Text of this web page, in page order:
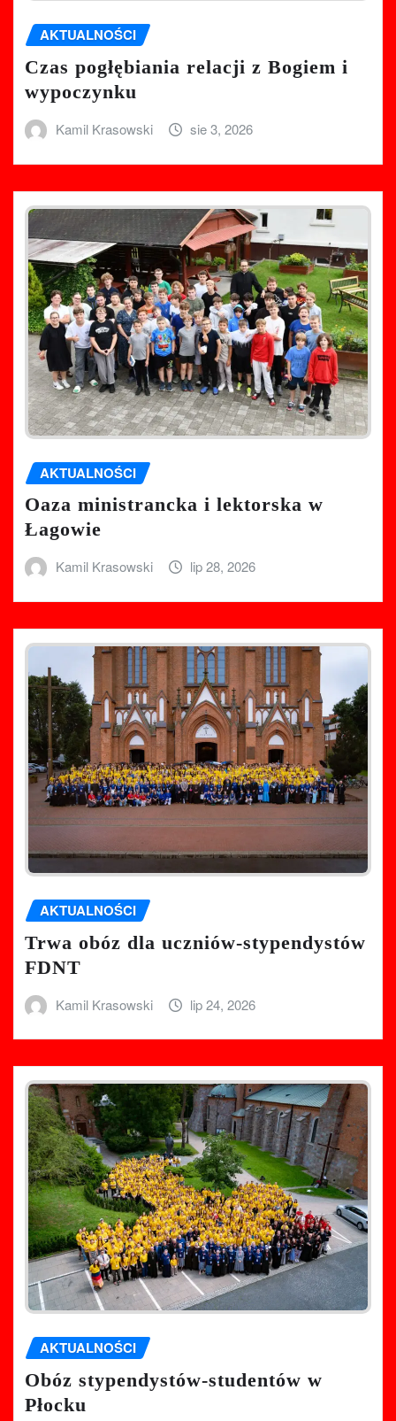
AKTUALNOŚCI
Czas pogłębiania relacji z Bogiem i
wypoczynku
Kamil Krasowski sie 3, 2026
AKTUALNOŚCI
Oaza ministrancka i lektorska w
Łagowie
Kamil Krasowski lip 28, 2026
AKTUALNOŚCI
Trwa obóz dla uczniów-stypendystów
FDNT
Kamil Krasowski lip 24, 2026
AKTUALNOŚCI
Obóz stypendystów-studentów w
Płocku